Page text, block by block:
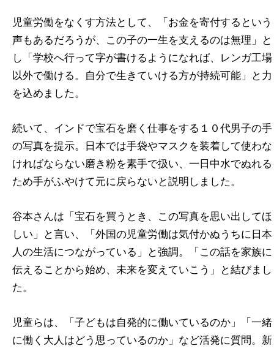
児童労働をなくす方法として、「お金を寄付するという
声もあるだろうが、この子の一生を支えるのは無理」と
し「学校へ行って字が書けるようになれば、レンガ工場
以外で働ける。自分で生きていける方が持続可能」と力
を込めました。
続いて、インドで宝石を磨く仕事をする１０代男子の手
の写真を提示。日本では手袋やマスクを装着して使わな
ければならない磨き粉を素手で扱い、一日中水でぬれる
ため手がふやけて元に戻らないと説明しました。
谷本さんは「宝石を買うとき、この写真を思い出してほ
しい」と言い、「外国の児童労働は気付かぬうちに日本
人の生活につながっている」と強調。「この話を家族に
伝えることから始め、未来を変えていこう」と結びまし
た。
児童らは、「子どもは自発的に働いているのか」「一緒
に働く大人はどう思っているのか」など活発に質問。新